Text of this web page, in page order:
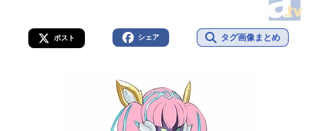
ポスト シェア タグ画像まとめ